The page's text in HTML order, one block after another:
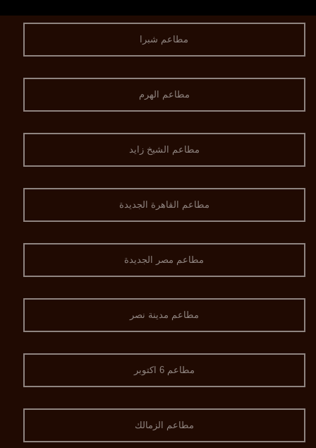
مطاعم شبرا
مطاعم الهرم
مطاعم الشيخ زايد
مطاعم القاهرة الجديدة
مطاعم مصر الجديدة
مطاعم مدينة نصر
مطاعم 6 اكتوبر
مطاعم الزمالك